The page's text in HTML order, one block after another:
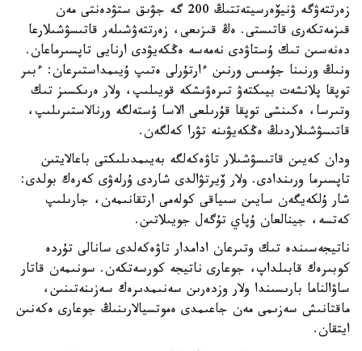
زەرتتەۋگە ۋنيۆەرسيتەتتىڭ 200 گە جۋىق ستۋدەنتى مەن
قىزمەتكەرى قاتىستى. ەڭ قىزىعى، زەرتتەۋشىلەر قاتىسۋشىلارعا
دەنەسىن تىك ۇستاۋدى نەمەسە ەڭكەيۋدى ارنايى تاپسىرماعان.
ونىڭ ورنىنا جۇمىس ورنىن ءارتۇرلى ەتىپ ۇيىمداستىرعان: ءبىر
توپقا پلانشەت بيىكتەۋ تىرەۋىشكە قويىلىپ، ولار ەرىكسىز تىك
وتىرسا، ەكىنشى توپقا قۇرىلعى الاسا ۇستەلگە ورنالاستىرىلىپ،
قاتىسۋشىلاردىڭ ەڭكەيۋىنە تۋرا كەلگەن.
ودان كەيىن قاتىسۋشىلار تاۋەكەلگە بەيىمدىلىكتى باعالايتىن
تاپسىرما ورىندادى. ولار ۆيرتۋالدى شاردى ۇرلەۋى كەرەك بولدى:
شار ۇلكەيگەن سايىن سىياقى كولەمى ارتقانىمەن، جارىلىپ
كەتسە، جينالعان ۇپاي تۇگەل جويىلاتىن.
ناتيجەسىندە تىك وتىرعان ادامدار تاۋەكەلدى سانالى تۇردە
كوبىرەك قابىلداپ، جوعارى ناتيجە كورسەتكەن. سونىمەن قاتار
ساۋالناما بارىسىندا ولار وزدەرىن سەنىمدىرەك سەزىنەتىنىن،
ماقتانىش سەزىمى مەن جاعىمدى ەموتسيالارىنىڭ جوعارى ەكەنىن
ايتقان.